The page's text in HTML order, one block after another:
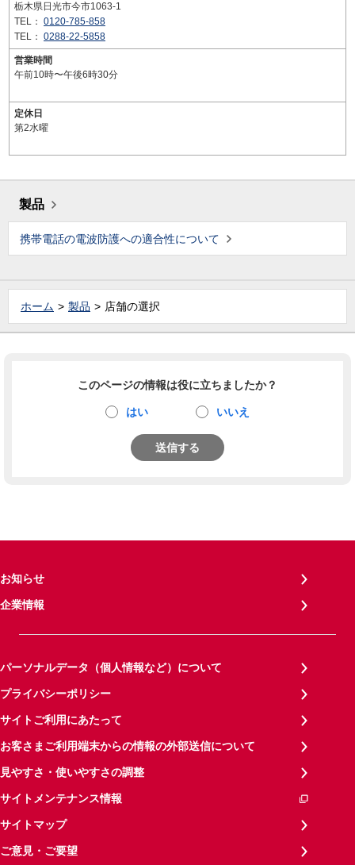
栃木県日光市今市1063-1
TEL： 0120-785-858
TEL： 0288-22-5858
営業時間
午前10時〜午後6時30分
定休日
第2水曜
製品
携帯電話の電波防護への適合性について
ホーム 製品 店舗の選択
このページの情報は役に立ちましたか？
はい いいえ
送信する
お知らせ
企業情報
パーソナルデータ（個人情報など）について
プライバシーポリシー
サイトご利用にあたって
お客さまご利用端末からの情報の外部送信について
見やすさ・使いやすさの調整
サイトメンテナンス情報
サイトマップ
ご意見・ご要望